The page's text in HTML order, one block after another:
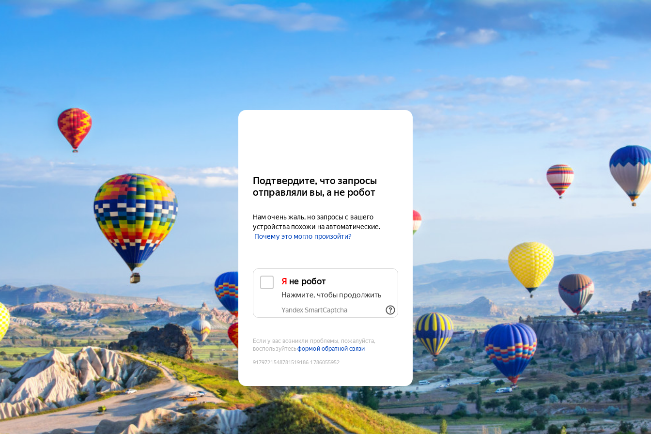
Подтвердите, что запросы
отправляли вы, а не робот
Нам очень жаль, но запросы с вашего
устройства похожи на автоматические.
Почему это могло произойти?
Я не робот
Нажмите, чтобы продолжить
Yandex SmartCaptcha
Если у вас возникли проблемы, пожалуйста,
воспользуйтесьформой обратной связи
9179721548781519186:1786055952